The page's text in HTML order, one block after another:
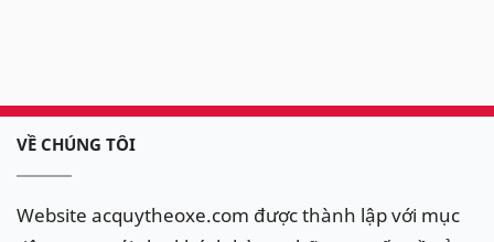
VỀ CHÚNG TÔI
Website acquytheoxe.com được thành lập với mục